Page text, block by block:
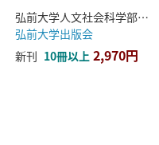
弘前大学人文社会科学部北日本考古学研究センター 編
弘前大学出版会
新刊 10冊以上 2,970円